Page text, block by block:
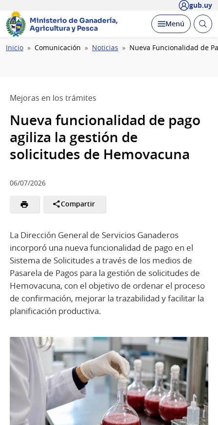
gub.uy
Ministerio de Ganadería,
Agricultura y Pesca
Desplegar
Menú Abrir
Ruta
Inicio Comunicación Noticias Nueva Funcionalidad de
Mejoras en los trámites
Nueva funcionalidad de pago
agiliza la gestión de
solicitudes de Hemovacuna
06/07/2026
Compartir
La Dirección General de Servicios Ganaderos
incorporó una nueva funcionalidad de pago en el
Sistema de Solicitudes a través de los medios de
Pasarela de Pagos para la gestión de solicitudes de
Hemovacuna, con el objetivo de ordenar el proceso
de confirmación, mejorar la trazabilidad y facilitar la
planificación productiva.